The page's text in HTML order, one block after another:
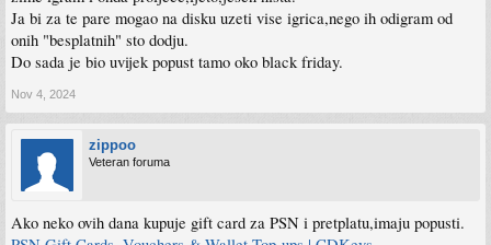
Ja bi za te pare mogao na disku uzeti vise igrica,nego ih odigram od
onih "besplatnih" sto dodju.
Do sada je bio uvijek popust tamo oko black friday.
Nov 4, 2024
zippoo
Veteran foruma
Ako neko ovih dana kupuje gift card za PSN i pretplatu,imaju popusti.